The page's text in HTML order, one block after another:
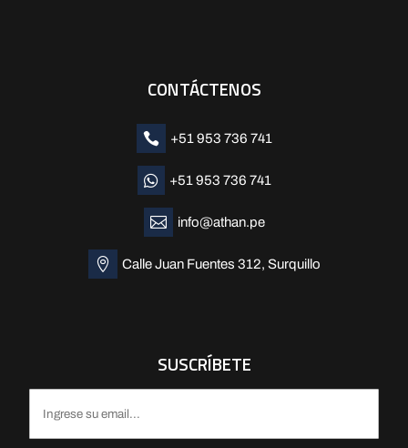
CONTÁCTENOS
 +51 953 736 741
 +51 953 736 741
 info@athan.pe
 Calle Juan Fuentes 312, Surquillo
SUSCRÍBETE